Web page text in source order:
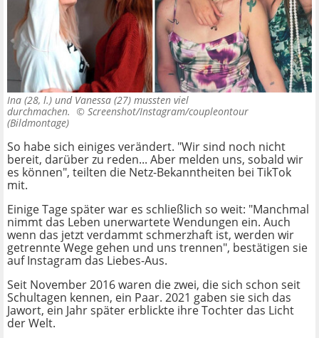
Ina (28, l.) und Vanessa (27) mussten viel
durchmachen. © Screenshot/Instagram/coupleontour
(Bildmontage)
So habe sich einiges verändert. "Wir sind noch nicht
bereit, darüber zu reden... Aber melden uns, sobald wir
es können", teilten die Netz-Bekanntheiten bei TikTok
mit.
Einige Tage später war es schließlich so weit: "Manchmal
nimmt das Leben unerwartete Wendungen ein. Auch
wenn das jetzt verdammt schmerzhaft ist, werden wir
getrennte Wege gehen und uns trennen", bestätigen sie
auf Instagram das Liebes-Aus.
Seit November 2016 waren die zwei, die sich schon seit
Schultagen kennen, ein Paar. 2021 gaben sie sich das
Jawort, ein Jahr später erblickte ihre Tochter das Licht
der Welt.